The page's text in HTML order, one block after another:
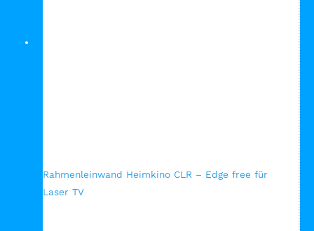
Rahmenleinwand Heimkino CLR – Edge free für
Laser TV